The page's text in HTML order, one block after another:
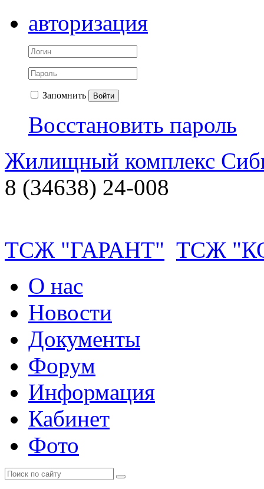
авторизация
Запомнить Войти
Восстановить пароль
Жилищный комплекс
8 (34638) 24-008
ТСЖ "ГАРАНТ" ТСЖ
О нас
Новости
Документы
Форум
Информация
Кабинет
Фото